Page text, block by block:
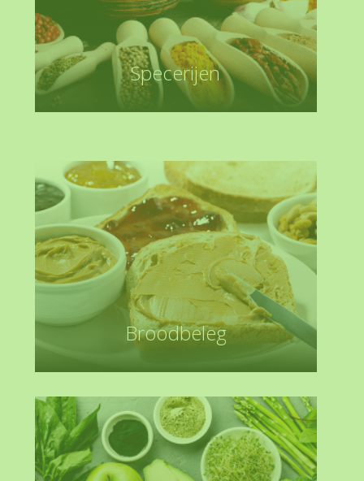
Specerijen
Broodbeleg